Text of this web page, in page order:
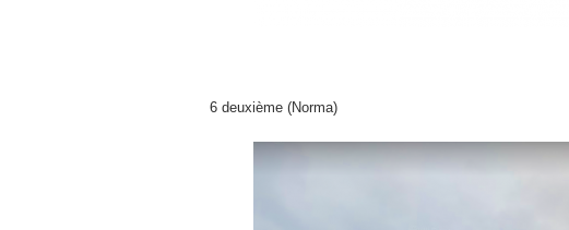
6 deuxième (Norma)